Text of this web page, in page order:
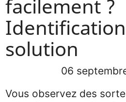
facilement ?
solution
06
Vous observez des